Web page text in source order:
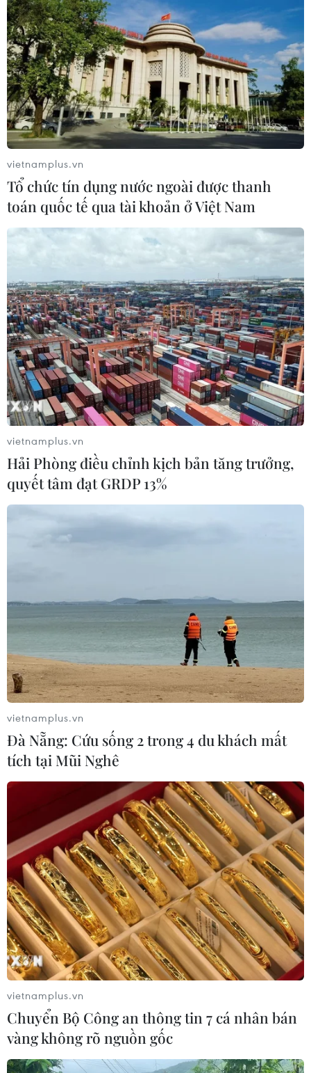
vietnamplus.vn
Tổ chức tín dụng nước ngoài được thanh
toán quốc tế qua tài khoản ở Việt Nam
vietnamplus.vn
Hải Phòng điều chỉnh kịch bản tăng trưởng,
quyết tâm đạt GRDP 13%
vietnamplus.vn
Đà Nẵng: Cứu sống 2 trong 4 du khách mất
tích tại Mũi Nghê
vietnamplus.vn
Chuyển Bộ Công an thông tin 7 cá nhân bán
vàng không rõ nguồn gốc